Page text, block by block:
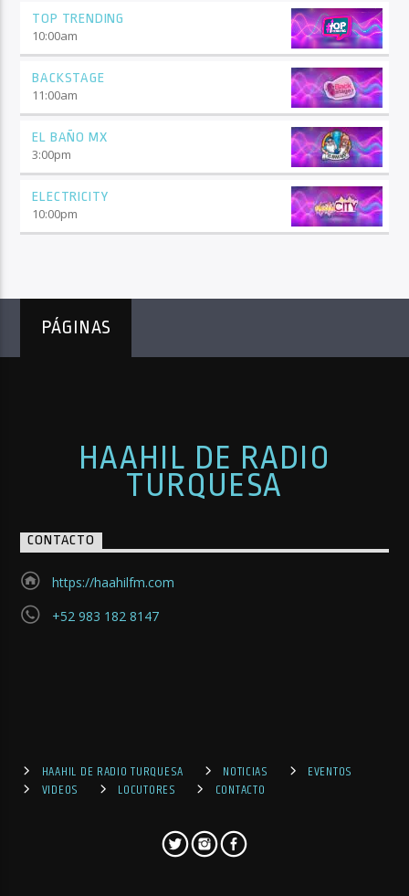
TOP TRENDING
10:00am
BACKSTAGE
11:00am
EL BAÑO MX
3:00pm
ELECTRICITY
10:00pm
PÁGINAS
HAAHIL DE RADIO
TURQUESA
CONTACTO
https://haahilfm.com
+52 983 182 8147
HAAHIL DE RADIO TURQUESA NOTICIAS
EVENTOS
VIDEOS
LOCUTORES CONTACTO